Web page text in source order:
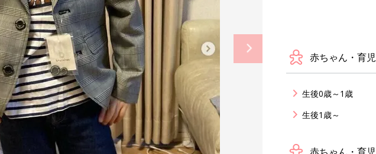
赤ちゃん・育児
生後0歳～1歳
生後1歳～